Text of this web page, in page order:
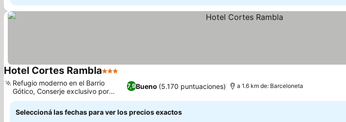
Hotel Cortes Rambla3 Estrellas
7,9Bueno (5.170 puntuaciones)
Refugio moderno en el Barrio
Gótico, Conserje exclusivo por
WhatsApp
a 1.6 km de: Barceloneta
Seleccioná las fechas para ver los precios exactos